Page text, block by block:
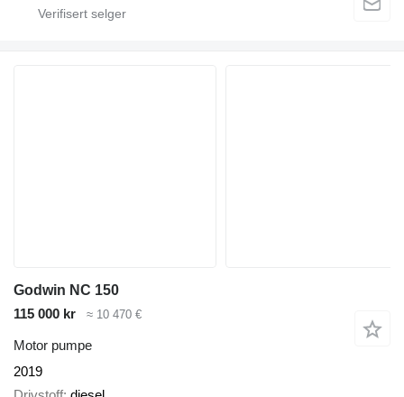
Godwin NC 150
115 000 kr
≈ 10 470 €
Motor pumpe
2019